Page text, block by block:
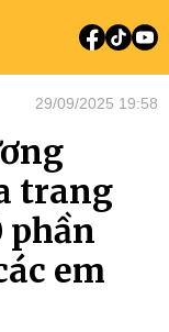
29/09/2025 19:58
trang
phần
em